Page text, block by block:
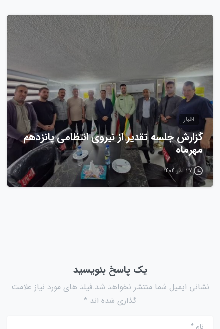
0
اخبار
گزارش جلسه تقدیر از نیروی انتظامی پانزدهم
مهرماه
۲۷ آذر ۱۴۰۴
یک پاسخ بنویسید
نشانی ایمیل شما منتشر نخواهد شد.فیلد های مورد نیاز علامت
گذاری شده اند *
نام*